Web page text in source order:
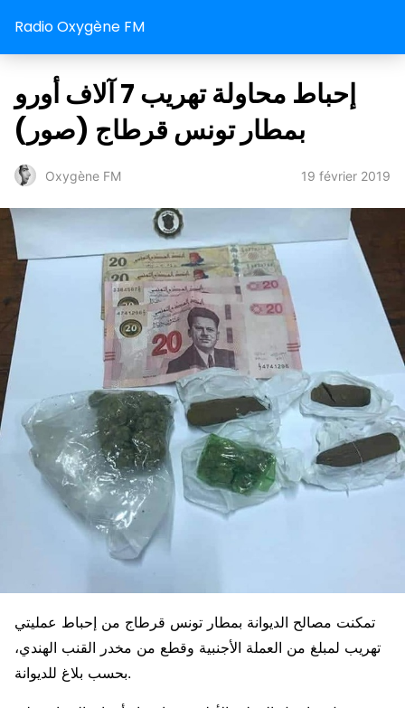
Radio Oxygène FM
إحباط محاولة تهريب 7 آلاف أورو
بمطار تونس قرطاج (صور)
Oxygène FM 19 février 2019
تمكنت مصالح الديوانة بمطار تونس قرطاج من إحباط عمليتي
تهريب لمبلغ من العملة الأجنبية وقطع من مخدر القنب الهندي،
بحسب بلاغ للديوانة.